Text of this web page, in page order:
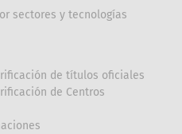
sectores y tecnologías
de títulos oficiales
de Centros